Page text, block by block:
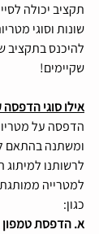
תקציב יכולה
שונות וסוגי
להיכנס בתקציב
שקיימים!
אילו סוגי
הדפסה על
ומשתנה בהתאם
לרשותנו למיתוג
למטרייה
כגון:
א. הדפסת טמפון